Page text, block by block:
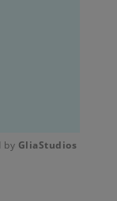
by GliaStudios